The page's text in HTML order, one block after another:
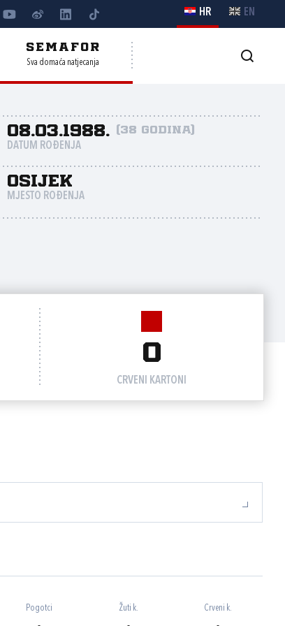
HR EN
SEMAFOR
Sva domaća natjecanja
08.03.1988. (38 godina)
DATUM ROĐENJA
Osijek
MJESTO ROĐENJA
0
CRVENI KARTONI
Pogotci Žuti k. Crveni k.